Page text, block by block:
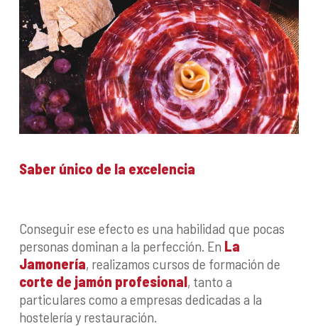
Saber único de la excelencia
Conseguir ese efecto es una habilidad que pocas
personas dominan a la perfección. En La
Jamonería, realizamos cursos de formación de
corte de jamón profesional, tanto a
particulares como a empresas dedicadas a la
hostelería y restauración.